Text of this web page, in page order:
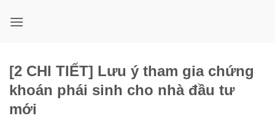
qua
[2 CHI TIẾT] Lưu ý tham gia chứng
khoán phái sinh cho nhà đầu tư
mới